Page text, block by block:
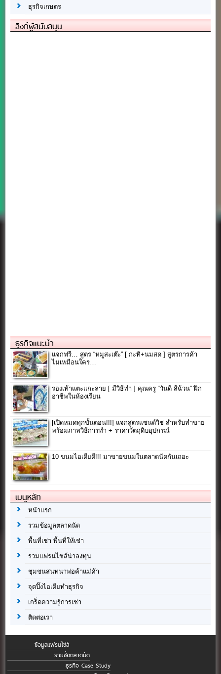
ธุรกิจเกษตร
ลิงก์ผู้สนับสนุน
ธุรกิจแนะนำ
แจกฟรี… สูตร “หมูสะเต๊ะ” [ กะทิ+นมสด ] สูตรการค้า
ไม่เหมือนใคร…
รองเท้าแตะแกะลาย [ มีวิธีทำ ] คุณครู “วันดี สีฉ้วน” ฝึก
อาชีพในห้องเรียน
[เปิดหมดทุกขั้นตอน!!!] แจกสูตรแซนด์วิช สำหรับทำขาย
พร้อมภาพวิธีการทำ + ราคาวัตถุดิบอุปกรณ์
10 ขนมไอเดียดี!!! มาขายขนมในตลาดนัดกันเถอะ
เมนูหลัก
หน้าแรก
รวมข้อมูลตลาดนัด
พื้นที่เช่า พื้นที่ให้เช่า
รวมแฟรนไชส์น่าลงทุน
ชุมชนสนทนาพ่อค้าแม่ค้า
จุดปิ๊งไอเดียทำธุรกิจ
เกร็ดความรู้การเช่า
ติดต่อเรา
ข้อมูลแฟรนไชส์
รายชื่อตลาดนัด
ธุรกิจ Case Study